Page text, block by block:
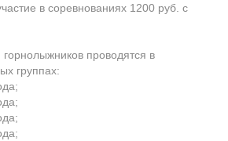
в соревнованиях 1200 руб. с
проводятся в
группах: